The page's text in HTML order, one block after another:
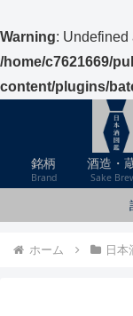
Warning: Undefined
/home/c7621669/
content/plugins/
銘柄
Brand
酒造・
Sake
ホーム 日本